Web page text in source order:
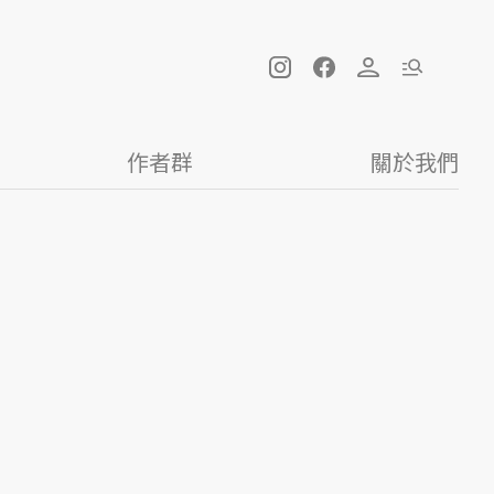
作者群 關於我們